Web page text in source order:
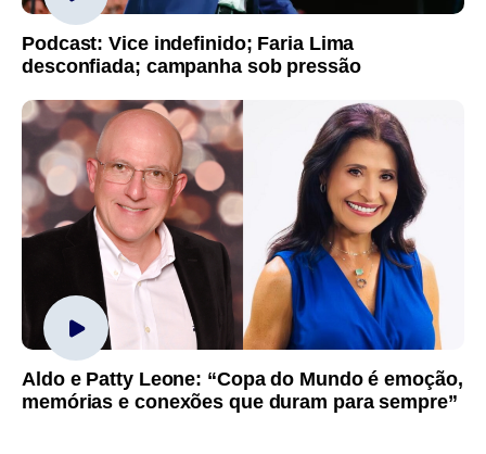
Podcast: Vice indefinido; Faria Lima
desconfiada; campanha sob pressão
Aldo e Patty Leone: “Copa do Mundo é emoção,
memórias e conexões que duram para sempre”